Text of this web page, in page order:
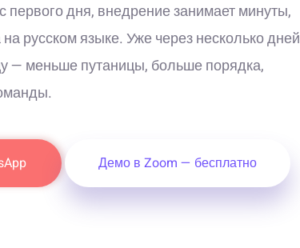
первого дня, внедрение занимает минуты,
русском языке. Уже через несколько дней
— меньше путаницы, больше порядка,
Демо в Zoom — бесплатно